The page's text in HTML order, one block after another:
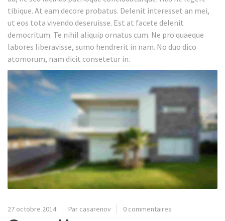
tibique. At eam decore probatus. Delenit interesset an mei,
ut eos tota vivendo deseruisse. Est at facete delenit
democritum. Te nihil aliquip ornatus cum. Ne pro quaeque
labores liberavisse, sumo hendrerit in nam. No duo dico
atomorum, nam dicit consetetur in.
27 octobre 2014 Par casarenov 0 commentaires